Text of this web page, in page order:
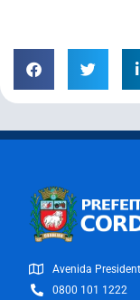
Avenida
0800 101 1222